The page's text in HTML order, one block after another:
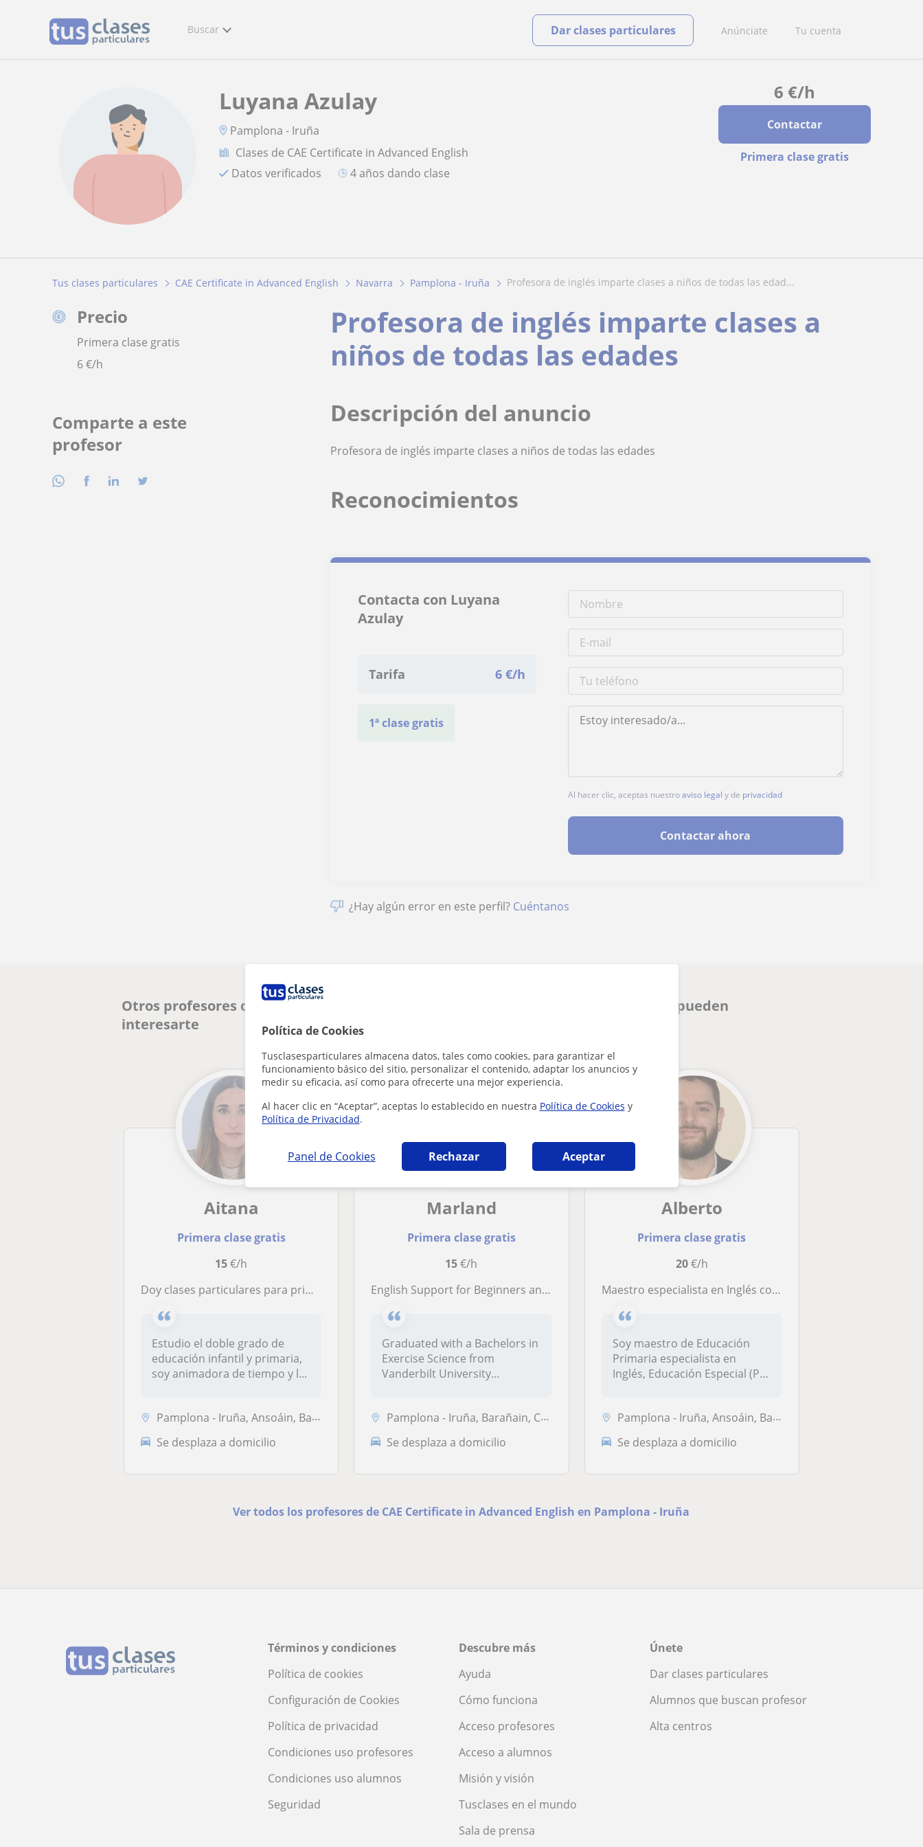
Política de Cookies
Tusclasesparticulares almacena datos, tales como cookies, para garantizar el
funcionamiento básico del sitio, personalizar el contenido, adaptar los anuncios y
medir su eficacia, así como para ofrecerte una mejor experiencia.
Al hacer clic en “Aceptar”, aceptas lo establecido en nuestra Política de Cookies y
Política de Privacidad.
Panel de Cookies Rechazar Aceptar
Buscar Anúnciate Tu cuenta
Dar clases particulares
6 €/h
Contactar
Primera clase gratis
Luyana Azulay
Pamplona - Iruña
Clases de CAE Certificate in Advanced English
Datos verificados
4 años dando clase
Tus clases particulares CAE Certificate in Advanced English Navarra Pamplona - Iruña profesora de inglés imparte clases a niños de todas las edad...
Precio
Primera clase gratis
6€/h
Comparte a este
profesor
Profesora de inglés imparte clases a
niños de todas las edades
Descripción del anuncio
Profesora de inglés imparte clases a niños de todas las edades
Reconocimientos
Contacta con Luyana
Azulay
Tarifa 6 €/h
1ª clase gratis
Al hacer clic, aceptas nuestroaviso legal y de privacidad
Contactar ahora
¿Hay algún error en este perfil? Cuéntanos
Otros profesores de CAE Certificate in Advanced English en Pamplona - Iruña que pueden
interesarte
Aitana
Primera clase gratis
15€/h
Doy clases particulares para primaria o la ESO de matemáticas, inglés, alemán y biología
Estudio el doble grado de
educación infantil y primaria,
soy animadora de tiempo y l...
Pamplona - Iruña, Ansoáin, Barañain, Burlada - Burlata
Se desplaza a domicilio
Marland
Primera clase gratis
15€/h
English Support for Beginners and Advance Students
Graduated with a Bachelors in
Exercise Science from
Vanderbilt University
Pamplona - Iruña, Barañain, Cizur, Galar, Zizur Mayor - Zizur Nagusia,...
Se desplaza a domicilio
Alberto
Primera clase gratis
20€/h
Maestro especialista en Inglés con experiencia en la preparación de Exámenes Oficiales
Soy maestro de Educación
Primaria especialista en
Inglés, Educación Especial (PT)
Pamplona - Iruña, Ansoáin, Barañain, Burlada - Burlata
Se desplaza a domicilio
Ver todos los profesores de CAE Certificate in Advanced English en Pamplona - Iruña
Términos y condiciones
Política de cookies
Configuración de Cookies
Política de privacidad
Condiciones uso profesores
Condiciones uso alumnos
Seguridad
Descubre más
Ayuda
Cómo funciona
Acceso profesores
Acceso a alumnos
Misión y visión
Tusclases en el mundo
Sala de prensa
Únete
Dar clases particulares
Alumnos que buscan profesor
Alta centros